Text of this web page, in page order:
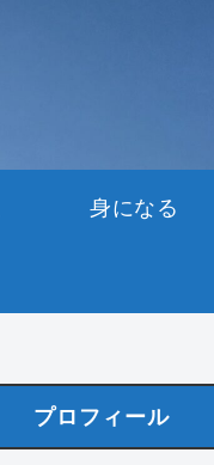
身になる
プロフィール